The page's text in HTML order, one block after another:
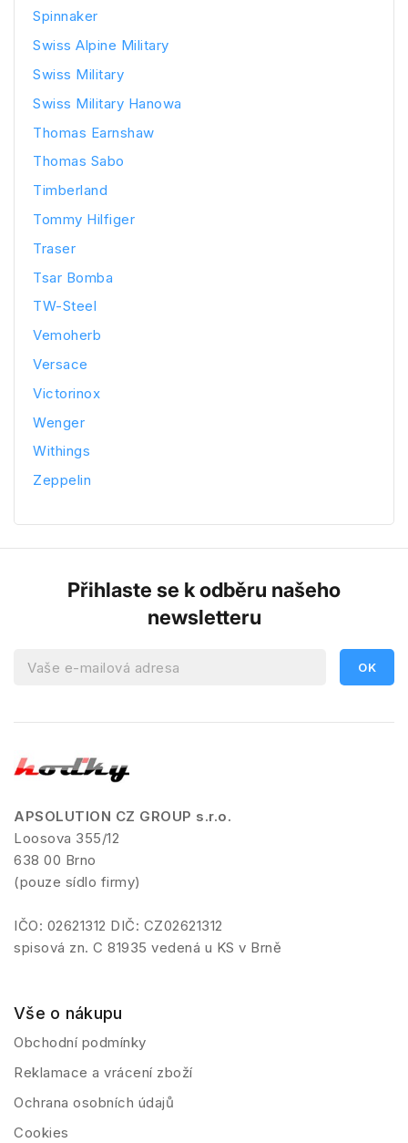
Spinnaker
Swiss Alpine Military
Swiss Military
Swiss Military Hanowa
Thomas Earnshaw
Thomas Sabo
Timberland
Tommy Hilfiger
Traser
Tsar Bomba
TW-Steel
Vemoherb
Versace
Victorinox
Wenger
Withings
Zeppelin
Přihlaste se k odběru našeho
newsletteru
APSOLUTION CZ GROUP s.r.o.
Loosova 355/12
638 00 Brno
(pouze sídlo firmy)
IČO: 02621312 DIČ: CZ02621312
spisová zn. C 81935 vedená u KS v Brně
Vše o nákupu
Obchodní podmínky
Reklamace a vrácení zboží
Ochrana osobních údajů
Cookies